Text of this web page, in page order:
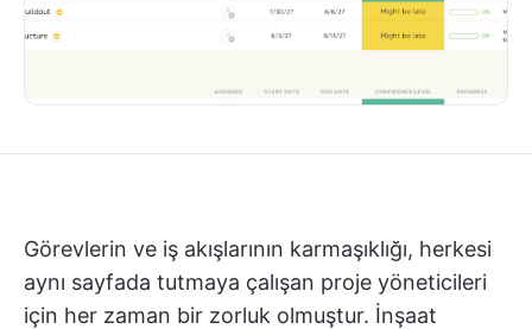
Görevlerin ve iş akışlarının karmaşıklığı, herkesi
aynı sayfada tutmaya çalışan proje yöneticileri
için her zaman bir zorluk olmuştur. İnşaat